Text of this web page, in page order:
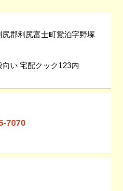
尻郡利尻富士町鴛泊字野塚
向い 宅配クック123内
7070